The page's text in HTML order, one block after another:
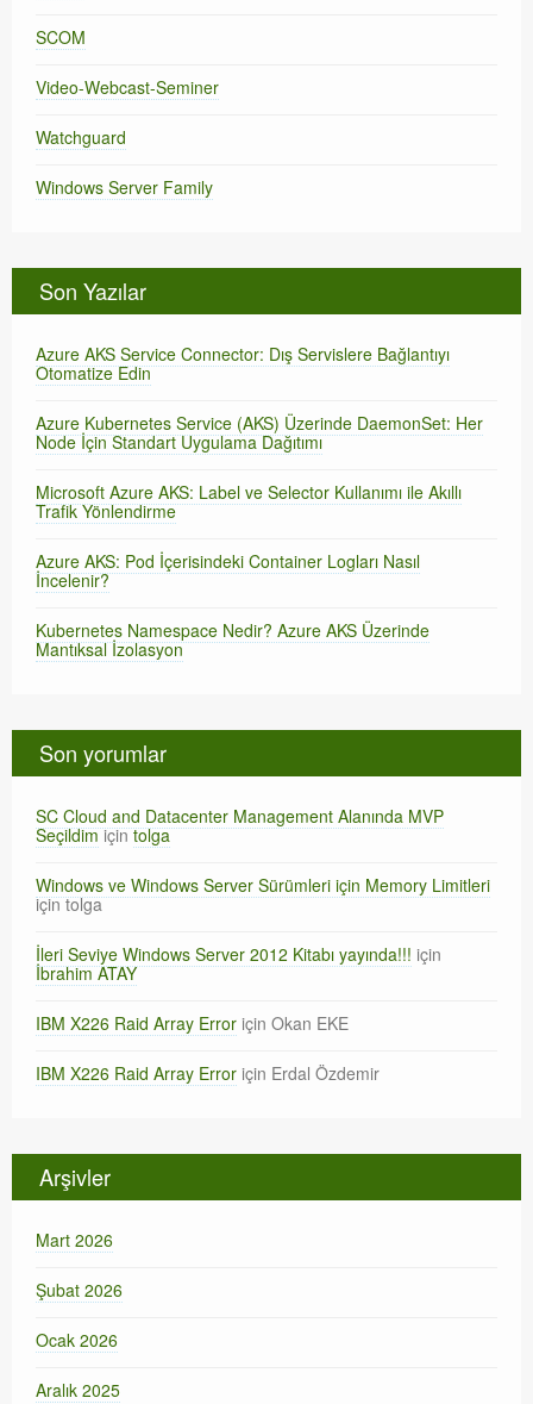
SCOM
Video-Webcast-Seminer
Watchguard
Windows Server Family
Son Yazılar
Azure AKS Service Connector: Dış Servislere Bağlantıyı
Otomatize Edin
Azure Kubernetes Service (AKS) Üzerinde DaemonSet: Her
Node İçin Standart Uygulama Dağıtımı
Microsoft Azure AKS: Label ve Selector Kullanımı ile Akıllı
Trafik Yönlendirme
Azure AKS: Pod İçerisindeki Container Logları Nasıl
İncelenir?
Kubernetes Namespace Nedir? Azure AKS Üzerinde
Mantıksal İzolasyon
Son yorumlar
SC Cloud and Datacenter Management Alanında MVP
Seçildimiçintolga
Windows ve Windows Server Sürümleri için Memory Limitleri
içintolga
İleri Seviye Windows Server 2012 Kitabı yayında!!! için
İbrahim ATAY
IBM X226 Raid Array Error için Okan EKE
IBM X226 Raid Array Error için Erdal Özdemir
Arşivler
Mart 2026
Şubat 2026
Ocak 2026
Aralık 2025